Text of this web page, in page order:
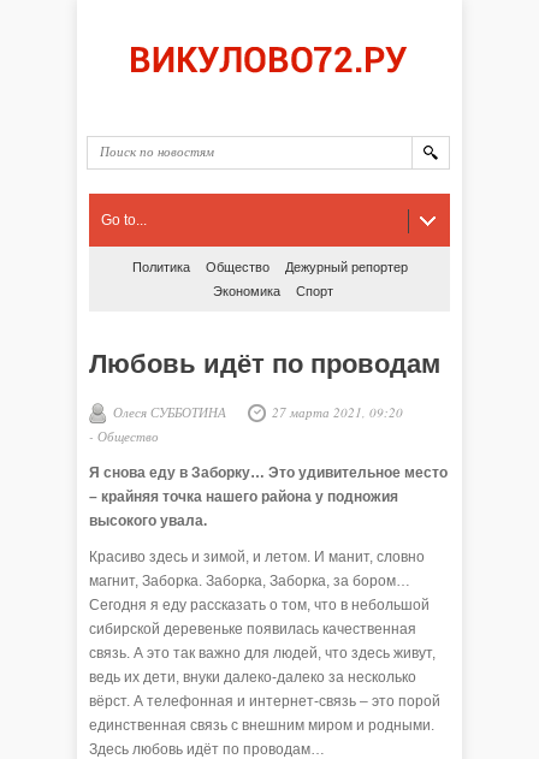
Go to...
Политика Общество
Дежурный репортер
Экономика
Спорт
Любовь идёт по проводам
Олеся СУББОТИНА
27 марта 2021, 09:20
- Общество
Я снова еду в Заборку… Это удивительное место
– крайняя точка нашего района у подножия
высокого увала.
Красиво здесь и зимой, и летом. И манит, словно
магнит, Заборка. Заборка, Заборка, за бором…
Сегодня я еду рассказать о том, что в небольшой
сибирской деревеньке появилась качественная
связь. А это так важно для людей, что здесь живут,
ведь их дети, внуки далеко-далеко за несколько
вёрст. А телефонная и интернет-связь – это порой
единственная связь с внешним миром и родными.
Здесь любовь идёт по проводам…